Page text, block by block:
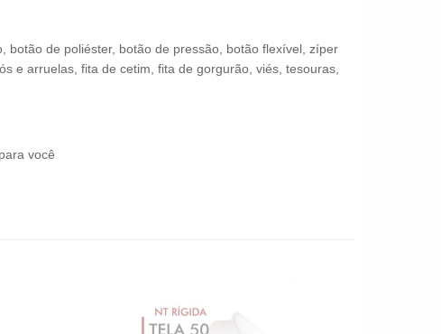
botão de poliéster, botão de pressão, botão flexível, zíper
e arruelas, fita de cetim, fita de gorgurão, viés, tesouras,
você